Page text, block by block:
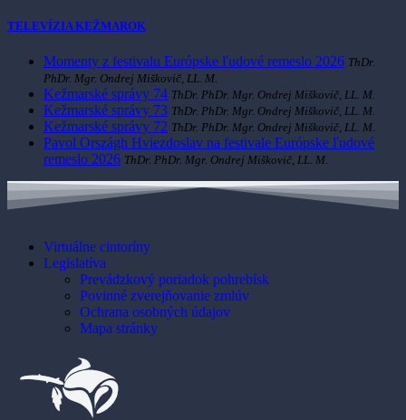
TELEVÍZIA KEŽMAROK
Momenty z festivalu Európske ľudové remeslo 2026 ThDr.
PhDr. Mgr. Ondrej Miškovič, LL. M.
Kežmarské správy 74 ThDr. PhDr. Mgr. Ondrej Miškovič, LL. M.
Kežmarské správy 73 ThDr. PhDr. Mgr. Ondrej Miškovič, LL. M.
Kežmarské správy 72 ThDr. PhDr. Mgr. Ondrej Miškovič, LL. M.
Pavol Országh Hviezdoslav na festivale Európske ľudové
remeslo 2026 ThDr. PhDr. Mgr. Ondrej Miškovič, LL. M.
Virtuálne cintoríny
Legislatíva
Prevádzkový poriadok pohrebísk
Povinné zverejňovanie zmlúv
Ochrana osobných údajov
Mapa stránky